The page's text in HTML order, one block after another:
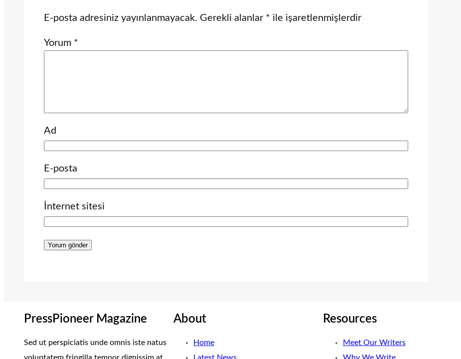
E-posta adresiniz yayınlanmayacak. Gerekli alanlar * ile işaretlenmişlerdir
Yorum *
Ad
E-posta
İnternet sitesi
PressPioneer Magazine
Sed ut perspiciatis unde omnis iste natus
About
Home
Resources
Meet Our Writers